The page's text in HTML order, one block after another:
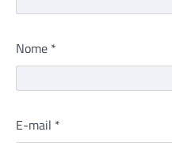
Nome *
E-mail *